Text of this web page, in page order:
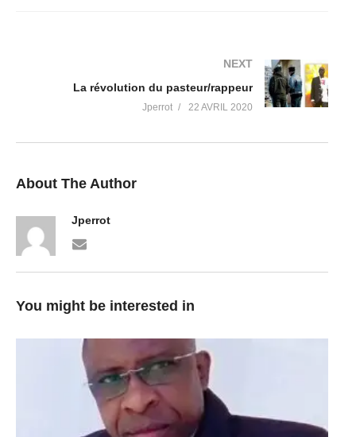
NEXT
La révolution du pasteur/rappeur
Jperrot 22 AVRIL 2020
About The Author
Jperrot
You might be interested in